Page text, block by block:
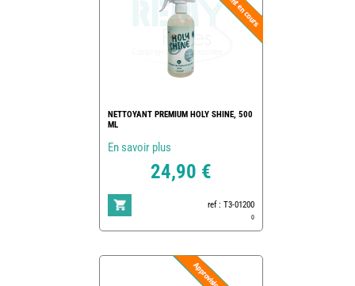
NETTOYANT PREMIUM HOLY SHINE, 500
ML
En savoir plus
24,90 €
ref : T3-01200
0